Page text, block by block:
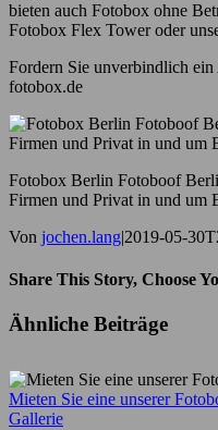
bieten auch Fotobox ohne
Fotobox Flex Tower oder
Fordern Sie unverbindlich
fotobox.de
Fotobox Berlin Fotoboof
Firmen und Privat in und um
Von jochen.lang|2019-05-
Share This Story, Choose
Facebook
X
E-
Ähnliche Beiträge
Mieten Sie eine unserer
Gallerie